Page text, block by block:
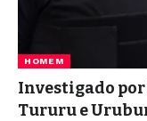
HOMEM
Investigado
Tururu e